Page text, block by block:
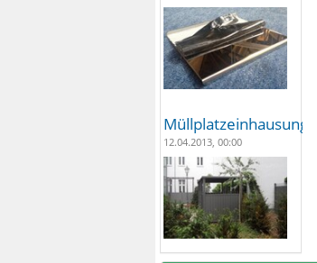
Müllplatzeinhausungen
12.04.2013, 00:00